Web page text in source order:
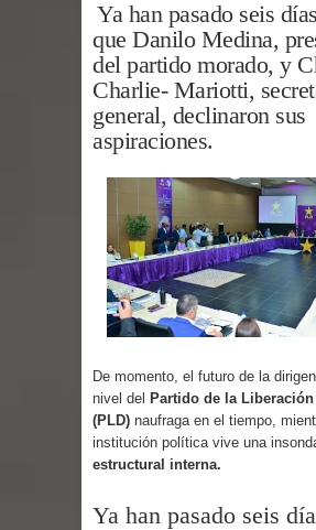
provincias
ESCUELAS
MARIA INFORMA QUE
ABIERTAS LAS
Tragedia enluta a Baní:
fallecen la noche de
hechos separados
Heridos y edificios
Ya han pasado seis
que Danilo Medina,
del partido morado, y
Charlie- Mariotti,
general, declinaron sus
aspiraciones.
De momento, el futuro de la
nivel del Partido de la
(PLD) naufraga en el tiempo,
institución política vive una
estructural interna.
Ya han pasado seis